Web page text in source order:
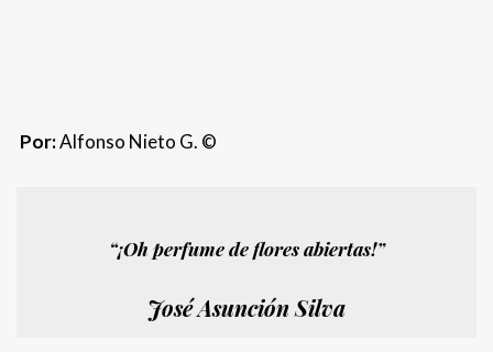
Por:Alfonso Nieto G. ©
“¡Oh perfume de flores abiertas!”
José Asunción Silva